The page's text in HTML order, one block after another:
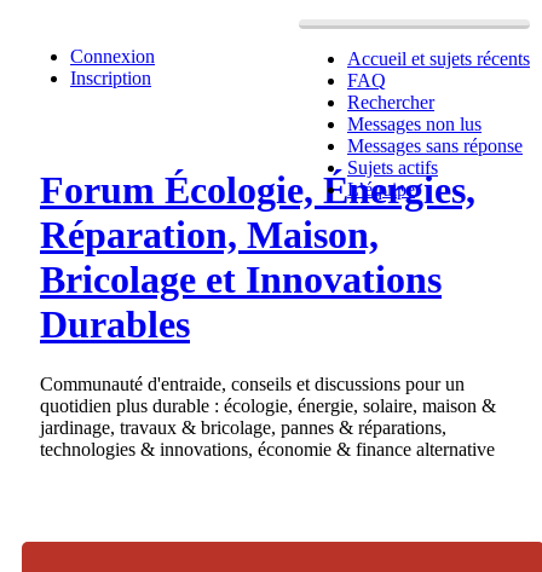
Accueil et sujets récents
FAQ
Rechercher
Messages non lus
Messages sans réponse
Sujets actifs
L’équipe
Connexion
Inscription
Forum Écologie, Énergies,
Réparation, Maison,
Bricolage et Innovations
Durables
Communauté d'entraide, conseils et discussions pour un
quotidien plus durable : écologie, énergie, solaire, maison &
jardinage, travaux & bricolage, pannes & réparations,
technologies & innovations, économie & finance alternative